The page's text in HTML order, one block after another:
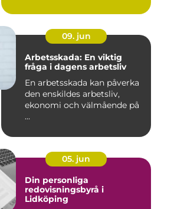
09. jun
Arbetsskada: En viktig
fråga i dagens arbetsliv
En arbetsskada kan påverka
den enskildes arbetsliv,
ekonomi och välmående på
...
05. jun
Din personliga
redovisningsbyrå i
Lidköping